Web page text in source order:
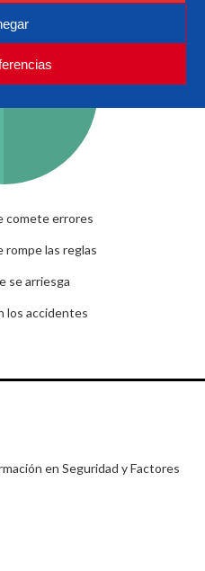
comete errores
rompe las reglas
se arriesga
los accidentes
en Seguridad y Factores